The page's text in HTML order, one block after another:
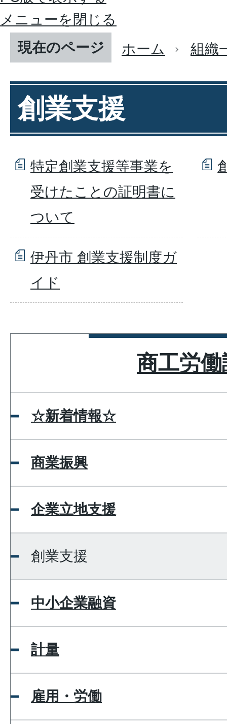
メニューを閉じる
現在のページ
ホーム 組織
創業支援
特定創業支援等事業を
受けたことの証明書に
ついて
伊丹市 創業支援制度ガ
イド
商工労働
☆新着情報☆
商業振興
企業立地支援
創業支援
中小企業融資
計量
雇用・労働